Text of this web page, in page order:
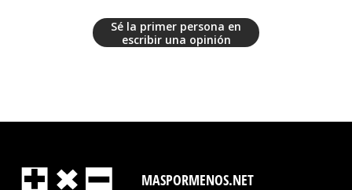
Sé la primer persona en
escribir una opinión
MASPORMENOS.NET